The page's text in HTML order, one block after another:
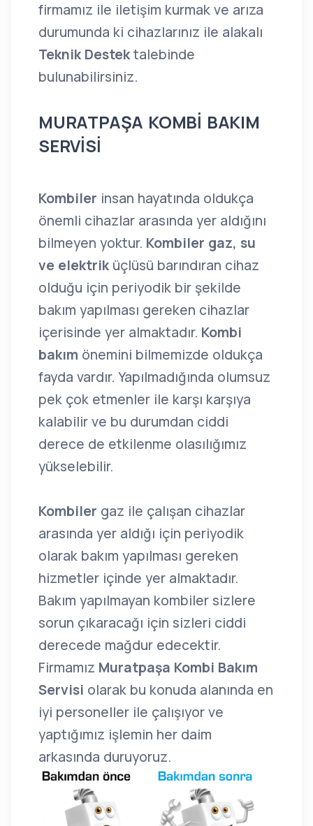
firmamız ile iletişim kurmak ve arıza
durumunda ki cihazlarınız ile alakalı
Teknik Destektalebinde
bulunabilirsiniz.
MURATPAŞA KOMBİ BAKIM
SERVİSİ
Kombiler insan hayatında oldukça
önemli cihazlar arasında yer aldığını
bilmeyen yoktur. Kombiler gaz, su
ve elektrik üçlüsü barındıran cihaz
olduğu için periyodik bir şekilde
bakım yapılması gereken cihazlar
içerisinde yer almaktadır. Kombi
bakım önemini bilmemizde oldukça
fayda vardır. Yapılmadığında olumsuz
pek çok etmenler ile karşı karşıya
kalabilir ve bu durumdan ciddi
derece de etkilenme olasılığımız
yükselebilir.
Kombiler gaz ile çalışan cihazlar
arasında yer aldığı için periyodik
olarak bakım yapılması gereken
hizmetler içinde yer almaktadır.
Bakım yapılmayan kombiler sizlere
sorun çıkaracağı için sizleri ciddi
derecede mağdur edecektir.
Firmamız Muratpaşa Kombi Bakım
Servisi olarak bu konuda alanında en
iyi personeller ile çalışıyor ve
yaptığımız işlemin her daim
arkasında duruyoruz.